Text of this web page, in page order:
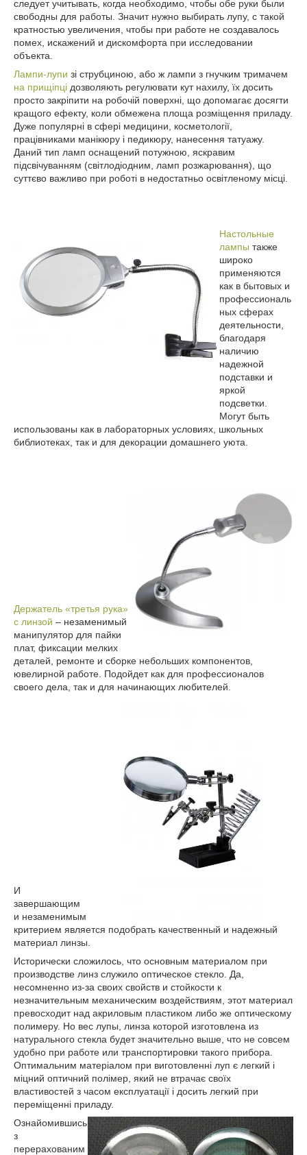
следует учитывать, когда необходимо, чтобы обе руки были
свободны для работы. Значит нужно выбирать лупу, с такой
кратностью увеличения, чтобы при работе не создавалось
помех, искажений и дискомфорта при исследовании
объекта.
Лампи-лупи зі струбциною, або ж лампи з гнучким тримачем
на прищіпці дозволяють регулювати кут нахилу, їх досить
просто закріпити на робочій поверхні, що допомагає досягти
кращого ефекту, коли обмежена площа розміщення приладу.
Дуже популярні в сфері медицини, косметології,
працівниками манікюру і педикюру, нанесення татуажу.
Даний тип ламп оснащений потужною, яскравим
підсвічуванням (світлодіодним, ламп розжарювання), що
суттєво важливо при роботі в недостатньо освітленому місці.
Настольные
лампы также
широко
применяются
как в бытовых и
профессиональ
ных сферах
деятельности,
благодаря
наличию
надежной
подставки и
яркой
подсветки.
Могут быть
использованы как в лабораторных условиях, школьных
библиотеках, так и для декорации домашнего уюта.
Держатель «третья рука»
с линзой – незаменимый
манипулятор для пайки
плат, фиксации мелких
деталей, ремонте и сборке небольших компонентов,
ювелирной работе. Подойдет как для профессионалов
своего дела, так и для начинающих любителей.
И
завершающим
и незаменимым
критерием является подобрать качественный и надежный
материал линзы.
Исторически сложилось, что основным материалом при
производстве линз служило оптическое стекло. Да,
несомненно из-за своих свойств и стойкости к
незначительным механическим воздействиям, этот материал
превосходит над акриловым пластиком либо же оптическому
полимеру. Но вес лупы, линза которой изготовлена из
натурального стекла будет значительно выше, что не совсем
удобно при работе или транспортировки такого прибора.
Оптимальним матеріалом при виготовленні луп є легкий і
міцний оптичний полімер, який не втрачає своїх
властивостей з часом експлуатації і досить легкий при
переміщенні приладу.
Ознайомившись
з
перерахованим